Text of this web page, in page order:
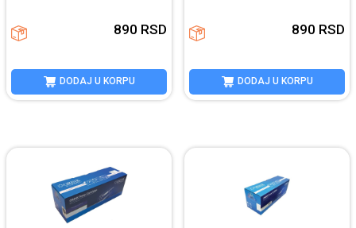
890 RSD
DODAJ U KORPU
890 RSD
DODAJ U KORPU